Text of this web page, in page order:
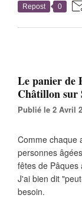
Repost 0
Le panier de
Châtillon sur
Publié le 2 Avril
Comme chaque
personnes
fêtes de Pâques
J'ai bien dit
besoin.